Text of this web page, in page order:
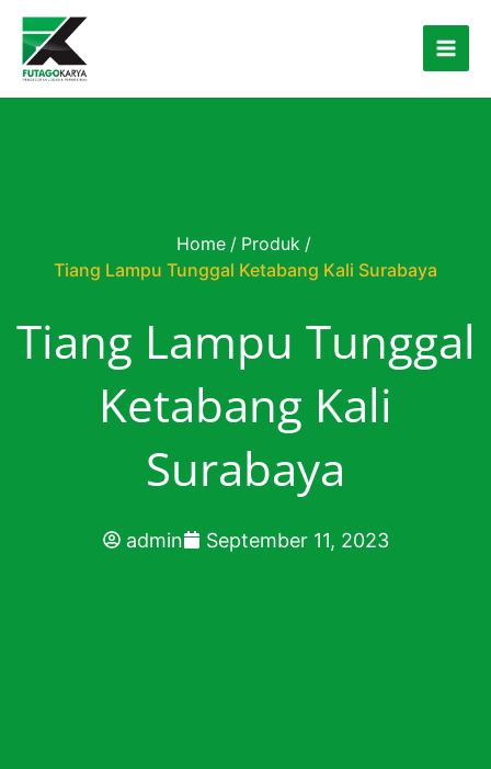
Skip to content
Home / Produk /
Tiang Lampu Tunggal Ketabang Kali Surabaya
Tiang Lampu Tunggal
Ketabang Kali
Surabaya
admin September 11, 2023